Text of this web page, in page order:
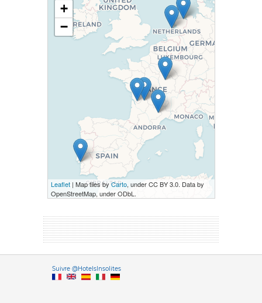
+
−
Leaflet| Map tiles byCarto, under CC BY 3.0. Data by
OpenStreetMap, under ODbL.
Suivre @HotelsInsolitesVersione